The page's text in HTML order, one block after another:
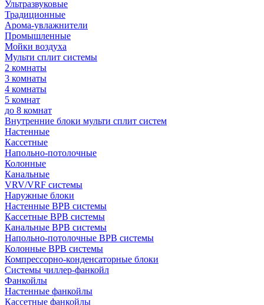
Ультразвуковые
Традиционные
Арома-увлажнители
Промышленные
Мойки воздуха
Мульти сплит системы
2 комнаты
3 комнаты
4 комнаты
5 комнат
до 8 комнат
Внутренние блоки мульти сплит систем
Настенные
Кассетные
Напольно-потолочные
Колонные
Канальные
VRV/VRF системы
Наружные блоки
Настенные ВРВ системы
Кассетные ВРВ системы
Канальные ВРВ системы
Напольно-потолочные ВРВ системы
Колонные ВРВ системы
Компрессорно-конденсаторные блоки
Системы чиллер-фанкойл
Фанкойлы
Настенные фанкойлы
Кассетные фанкойлы